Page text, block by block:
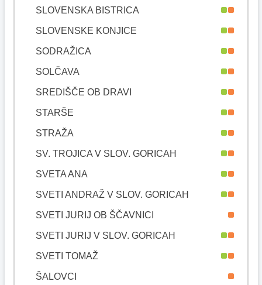
SLOVENSKA BISTRICA
SLOVENSKE KONJICE
SODRAŽICA
SOLČAVA
SREDIŠČE OB DRAVI
STARŠE
STRAŽA
SV. TROJICA V SLOV. GORICAH
SVETA ANA
SVETI ANDRAŽ V SLOV. GORICAH
SVETI JURIJ OB ŠČAVNICI
SVETI JURIJ V SLOV. GORICAH
SVETI TOMAŽ
ŠALOVCI